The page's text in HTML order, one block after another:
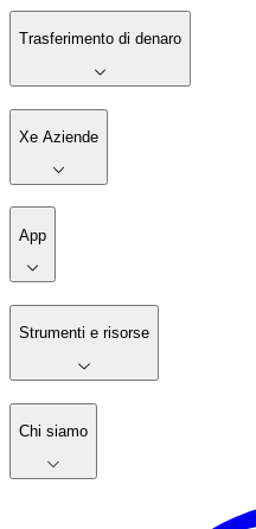
Trasferimento di denaro
Xe Aziende
App
Strumenti e risorse
Chi siamo